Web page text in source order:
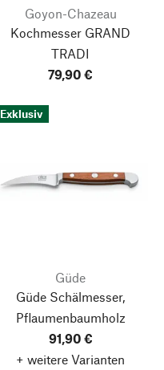
Goyon-Chazeau
Kochmesser GRAND
TRADI
79,90 €
Exklusiv
Güde
Güde Schälmesser,
Pflaumenbaumholz
91,90 €
+ weitere Varianten